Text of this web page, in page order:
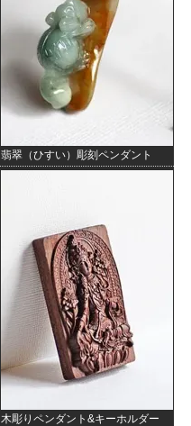
翡翠（ひすい）彫刻ペンダント
木彫りペンダント&キーホルダー